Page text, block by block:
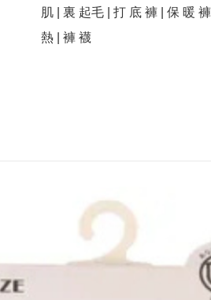
肌 | 裏 起毛 | 打 底 褲 | 保 暖
熱 | 褲 襪